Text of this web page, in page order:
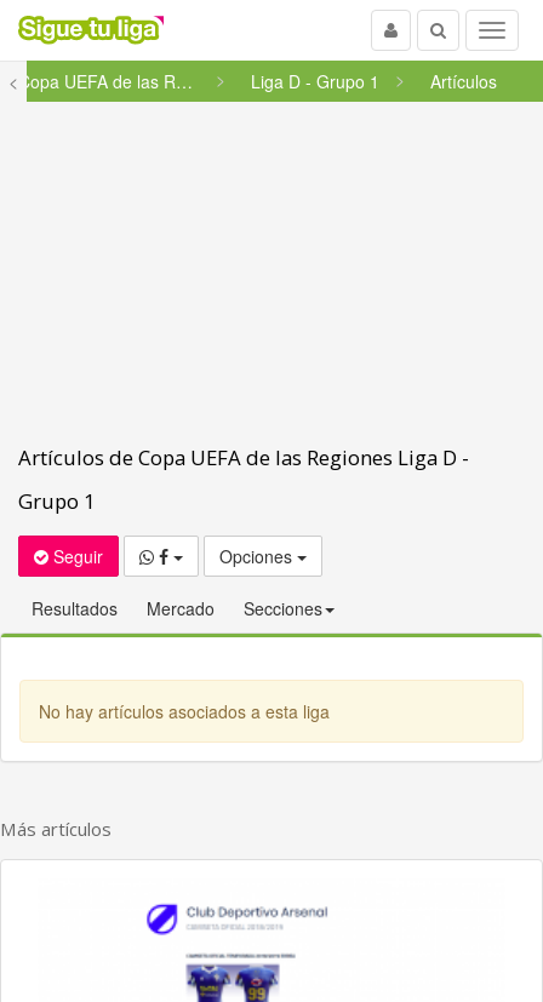
Menu
Buscar
Usuario
<
Copa UEFA de las Regiones Liga D - Grupo 1 Artículos
Artículos de Copa UEFA de las Regiones Liga D -
Grupo 1
Seguir Opciones
Resultados Mercado Secciones
No hay artículos asociados a esta liga
Más artículos